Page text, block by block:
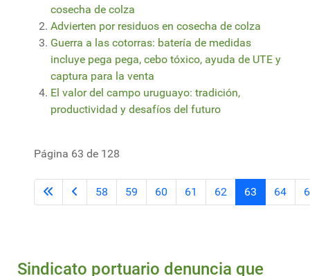
cosecha de colza
Advierten por residuos en cosecha de colza
Guerra a las cotorras: batería de medidas
incluye pega pega, cebo tóxico, ayuda de UTE y
captura para la venta
El valor del campo uruguayo: tradición,
productividad y desafíos del futuro
Página 63 de 128
58 59 60 61 62 63 64
Sindicato portuario denuncia que